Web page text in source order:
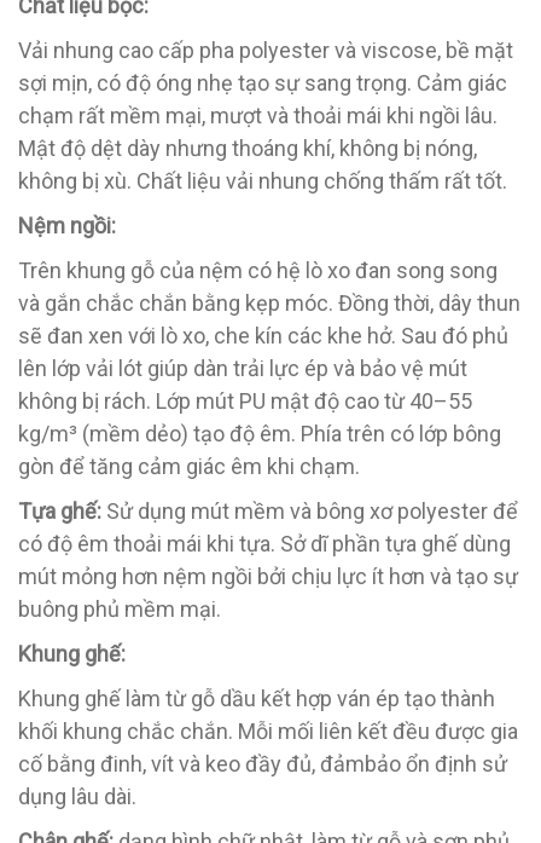
Chất liệu bọc:
Vải nhung cao cấp pha polyester và viscose, bề mặt
sợi mịn, có độ óng nhẹ tạo sự sang trọng. Cảm giác
chạm rất mềm mại, mượt và thoải mái khi ngồi lâu.
Mật độ dệt dày nhưng thoáng khí, không bị nóng,
không bị xù. Chất liệu vải nhung chống thấm rất tốt.
Nệm ngồi:
Trên khung gỗ của nệm có hệ lò xo đan song song
và gắn chắc chắn bằng kẹp móc. Đồng thời, dây thun
sẽ đan xen với lò xo, che kín các khe hở. Sau đó phủ
lên lớp vải lót giúp dàn trải lực ép và bảo vệ mút
không bị rách. Lớp mút PU mật độ cao từ 40–55
kg/m³ (mềm dẻo) tạo độ êm. Phía trên có lớp bông
gòn để tăng cảm giác êm khi chạm.
Tựa ghế: Sử dụng mút mềm và bông xơ polyester để
có độ êm thoải mái khi tựa. Sở dĩ phần tựa ghế dùng
mút mỏng hơn nệm ngồi bởi chịu lực ít hơn và tạo sự
buông phủ mềm mại.
Khung ghế:
Khung ghế làm từ gỗ dầu kết hợp ván ép tạo thành
khối khung chắc chắn. Mỗi mối liên kết đều được gia
cố bằng đinh, vít và keo đầy đủ, đảmbảo ổn định sử
dụng lâu dài.